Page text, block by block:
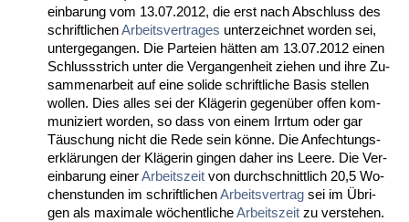
ein­ba­rung vom 13.07.2012, die erst nach Ab­schluss des
schrift­li­chenAr­beits­ver­tra­ges un­ter­zeich­net wor­den sei,
un­ter­ge­gan­gen. Die Par­tei­en hätten am 13.07.2012 ei­nen
Schluss­strich un­ter die Ver­gan­gen­heit zie­hen und ih­re Zu­
sam­men­ar­beit auf ei­ne so­li­de schrift­li­che Ba­sis stel­len
wol­len. Dies al­les sei der Kläge­rin ge­genüber of­fen kom­
mu­ni­ziert wor­den, so dass von ei­nem Irr­tum oder gar
Täuschung nicht die Re­de sein könne. Die An­fech­tungs­
erklärun­gen der Kläge­rin gin­gen da­her ins Lee­re. Die Ver­
ein­ba­rung ei­nerAr­beits­zeit von durch­schnitt­lich 20,5 Wo­
chen­stun­den im schrift­li­chenAr­beits­ver­trag sei im Übri­
gen als ma­xi­ma­le wöchent­li­cheAr­beits­zeit zu ver­ste­hen.